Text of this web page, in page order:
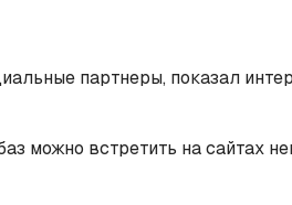
партнеры, показал
можно встретить на сайтах